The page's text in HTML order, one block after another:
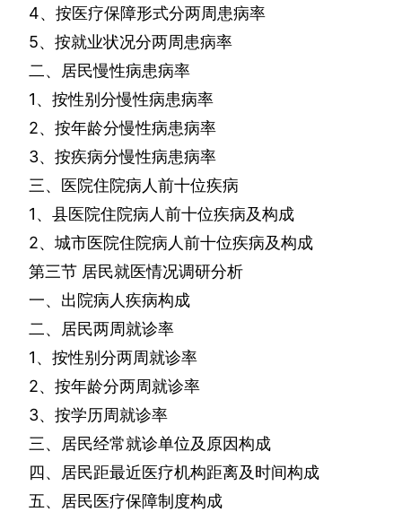
4、按医疗保障形式分两周患病率
5、按就业状况分两周患病率
二、居民慢性病患病率
1、按性别分慢性病患病率
2、按年龄分慢性病患病率
3、按疾病分慢性病患病率
三、医院住院病人前十位疾病
1、县医院住院病人前十位疾病及构成
2、城市医院住院病人前十位疾病及构成
第三节 居民就医情况调研分析
一、出院病人疾病构成
二、居民两周就诊率
1、按性别分两周就诊率
2、按年龄分两周就诊率
3、按学历周就诊率
三、居民经常就诊单位及原因构成
四、居民距最近医疗机构距离及时间构成
五、居民医疗保障制度构成